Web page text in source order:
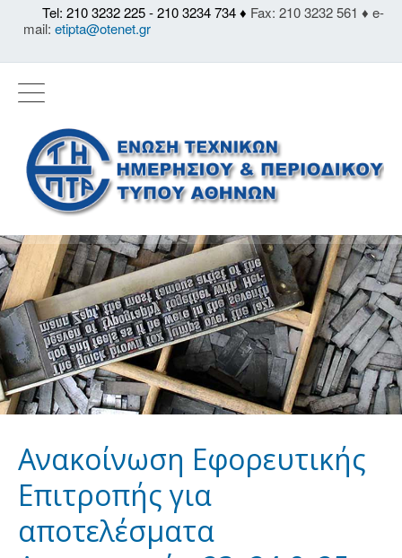
Tel: 210 3232 225 - 210 3234 734 ♦ Fax: 210 3232 561 ♦ e-
mail: etipta@otenet.gr
Ανακοίνωση Εφορευτικής
Επιτροπής για
αποτελέσματα